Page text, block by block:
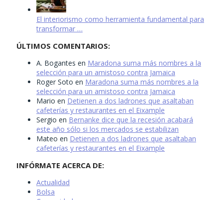
El interiorismo como herramienta fundamental para
transformar …
ÚLTIMOS COMENTARIOS:
A. Bogantes en Maradona suma más nombres a la
selección para un amistoso contra Jamaica
Roger Soto en Maradona suma más nombres a la
selección para un amistoso contra Jamaica
Mario en Detienen a dos ladrones que asaltaban
cafeterías y restaurantes en el Eixample
Sergio en Bernanke dice que la recesión acabará
este año sólo si los mercados se estabilizan
Mateo en Detienen a dos ladrones que asaltaban
cafeterías y restaurantes en el Eixample
INFÓRMATE ACERCA DE:
Actualidad
Bolsa